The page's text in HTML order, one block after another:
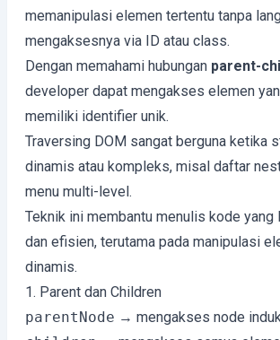
memanipulasi elemen tertentu tanpa
mengaksesnya via ID atau class.
Dengan memahami hubungan parent-
developer dapat mengakses elemen
memiliki identifier unik.
Traversing DOM sangat berguna ketika
dinamis atau kompleks, misal daftar
menu multi-level.
Teknik ini membantu menulis kode
dan efisien, terutama pada manipulasi
dinamis.
1. Parent dan Children
parentNode → mengakses node